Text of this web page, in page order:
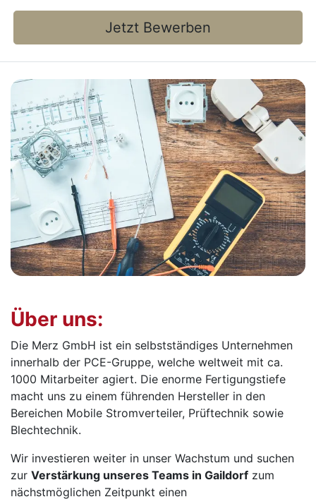
Jetzt Bewerben
Über uns:
Die Merz GmbH ist ein selbstständiges Unternehmen
innerhalb der PCE-Gruppe, welche weltweit mit ca.
1000 Mitarbeiter agiert. Die enorme Fertigungstiefe
macht uns zu einem führenden Hersteller in den
Bereichen Mobile Stromverteiler, Prüftechnik sowie
Blechtechnik.
Wir investieren weiter in unser Wachstum und suchen
zur Verstärkung unseres Teams in Gaildorf zum
nächstmöglichen Zeitpunkt einen